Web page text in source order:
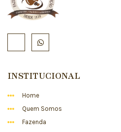
INSTITUCIONAL
Home
Quem Somos
Fazenda